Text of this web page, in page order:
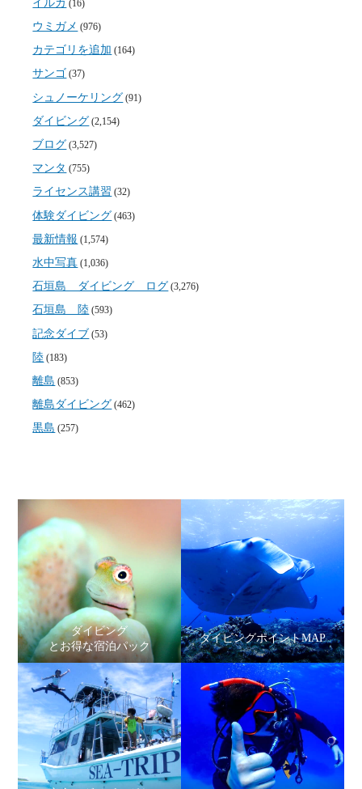
イルカ (16)
ウミガメ (976)
カテゴリを追加 (164)
サンゴ (37)
シュノーケリング (91)
ダイビング (2,154)
ブログ (3,527)
マンタ (755)
ライセンス講習 (32)
体験ダイビング (463)
最新情報 (1,574)
水中写真 (1,036)
石垣島 ダイビング ログ (3,276)
石垣島 陸 (593)
記念ダイブ (53)
陸 (183)
離島 (853)
離島ダイビング (462)
黒島 (257)
ダイビング
とお得な宿泊パック
ダイビングポイントMAP